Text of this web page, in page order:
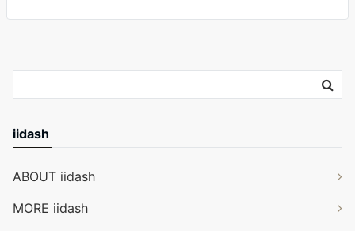
iidash
ABOUT iidash
MORE iidash